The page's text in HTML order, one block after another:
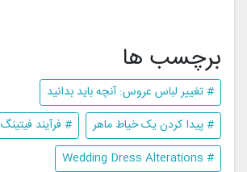
برچسب ها
# تغییر لباس عروس: آنچه باید بدانید
# پیدا کردن یک خیاط ماهر
# فرآیند فیتینگ
# Wedding Dress Alterations